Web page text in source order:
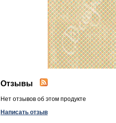
Отзывы
Нет отзывов об этом продукте
Написать отзыв